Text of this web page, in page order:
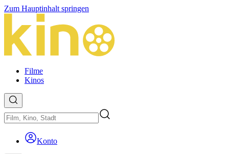
Zum Hauptinhalt springen
Filme
Kinos
Konto